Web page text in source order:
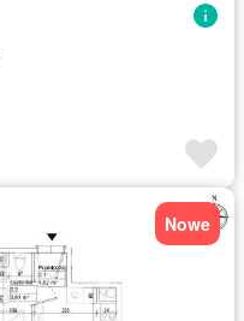
Nowe